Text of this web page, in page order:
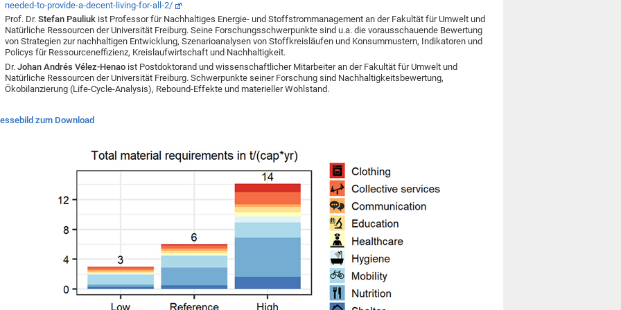
needed-to-provide-a-decent-living-for-all-2/
Prof. Dr.Stefan Pauliuk ist Professor für Nachhaltiges Energie- und Stoffstrommanagement an der Fakultät für Umwelt und
Natürliche Ressourcen der Universität Freiburg. Seine Forschungsschwerpunkte sind u.a. die vorausschauende Bewertung
von Strategien zur nachhaltigen Entwicklung, Szenarioanalysen von Stoffkreisläufen und Konsummustern, Indikatoren und
Policys für Ressourceneffizienz, Kreislaufwirtschaft und Nachhaltigkeit.
Dr.Johan Andrés Vélez-Henao ist Postdoktorand und wissenschaftlicher Mitarbeiter an der Fakultät für Umwelt und
Natürliche Ressourcen der Universität Freiburg. Schwerpunkte seiner Forschung sind Nachhaltigkeitsbewertung,
Ökobilanzierung (Life-Cycle-Analysis), Rebound-Effekte und materieller Wohlstand.
zum Download